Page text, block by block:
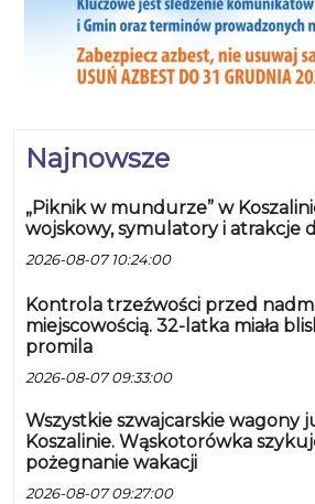
Najnowsze
„Piknik w mundurze” w
wojskowy, symulatory i atrakcje
2026-08-07 10:24:00
Kontrola trzeźwości przed
miejscowością. 32-latka miała
promila
2026-08-07 09:33:00
Wszystkie szwajcarskie wagony
Koszalinie. Wąskotorówka
pożegnanie wakacji
2026-08-07 09:27:00